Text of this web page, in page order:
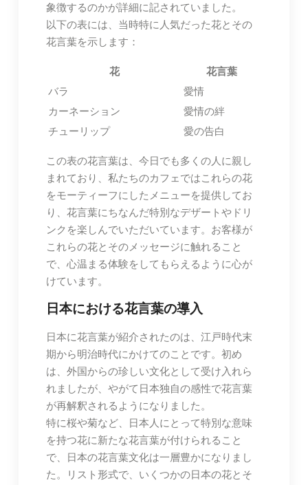
象徴するのかが詳細に記されていました。
以下の表には、当時特に人気だった花とその
花言葉を示します：
花
花言葉
バラ
愛情
カーネーション
愛情の絆
チューリップ
愛の告白
この表の花言葉は、今日でも多くの人に親し
まれており、私たちのカフェではこれらの花
をモーティーフにしたメニューを提供してお
り、花言葉にちなんだ特別なデザートやドリ
ンクを楽しんでいただいています。お客様が
これらの花とそのメッセージに触れること
で、心温まる体験をしてもらえるように心が
けています。
日本における花言葉の導入
日本に花言葉が紹介されたのは、江戸時代末
期から明治時代にかけてのことです。初め
は、外国からの珍しい文化として受け入れら
れましたが、やがて日本独自の感性で花言葉
が再解釈されるようになりました。
特に桜や菊など、日本人にとって特別な意味
を持つ花に新たな花言葉が付けられること
で、日本の花言葉文化は一層豊かになりまし
た。リスト形式で、いくつかの日本の花とそ